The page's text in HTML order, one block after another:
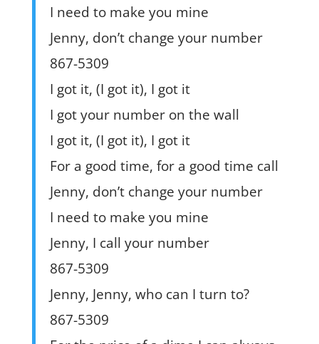
I need to make you mine
Jenny, don’t change your number
867-5309
I got it, (I got it), I got it
I got your number on the wall
I got it, (I got it), I got it
For a good time, for a good time call
Jenny, don’t change your number
I need to make you mine
Jenny, I call your number
867-5309
Jenny, Jenny, who can I turn to?
867-5309